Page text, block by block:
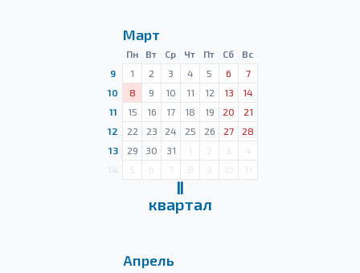
Март
Пн Вт Ср Чт Пт Сб
Вс
9
1 2 3 4 5 6
7
10
8 9 10 11 12 13
14
11
15 16 17 18 19 20
21
12
22 23 24 25 26 27
28
13
29 30 31 1 2 3
4
5 6 7 8 9 10 11
Ⅱ
квартал
Апрель